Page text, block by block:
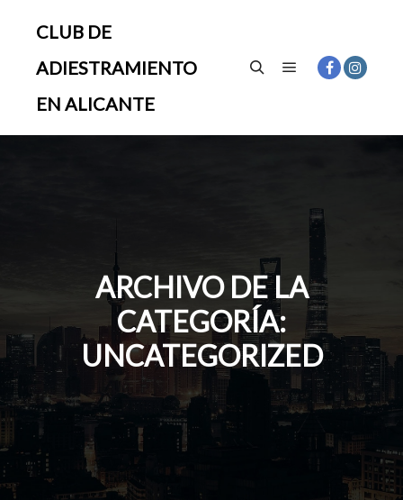
CLUB DE
ADIESTRAMIENTO
EN ALICANTE
ARCHIVO DE LA
CATEGORÍA:
UNCATEGORIZED